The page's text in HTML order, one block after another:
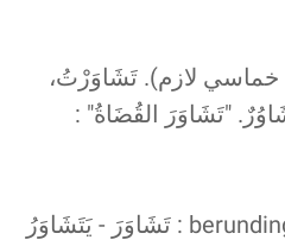
لازم). تَشَاوَرْتُ،
"تَشَاوَرَ القُضَاةُ" :
تَشَاوَرَ - يَتَشَاوَرُ : berunding , bertukar fikiran ,